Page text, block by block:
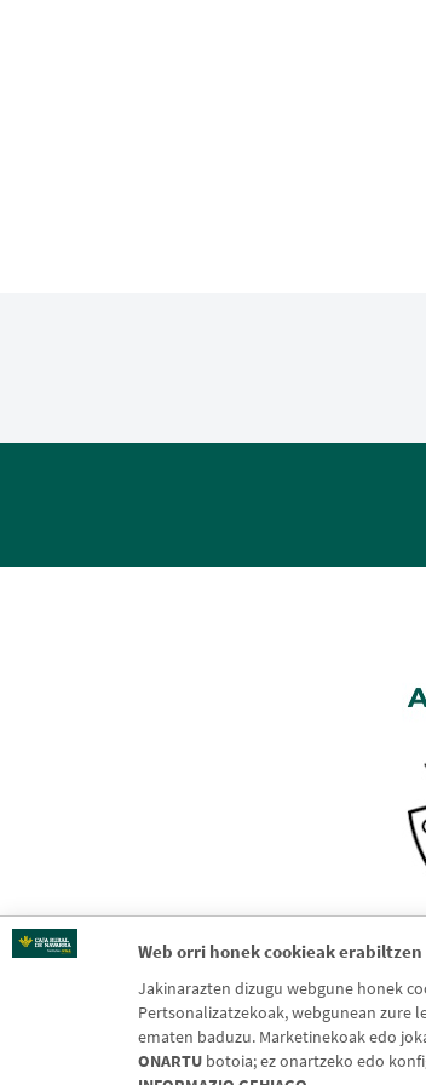
Web orri honek cookieak
Jakinarazten dizugu webgune honek
Pertsonalizatzekoak, webgunean zure
ematen baduzu. Marketinekoak edo
ONARTU botoia; ez onartzeko edo